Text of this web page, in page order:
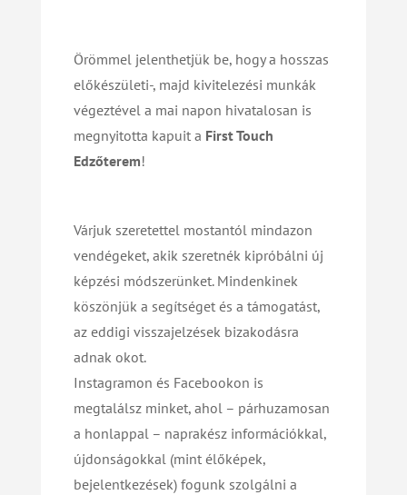
Örömmel jelenthetjük be, hogy a hosszas
előkészületi-, majd kivitelezési munkák
végeztével a mai napon hivatalosan is
megnyitotta kapuit a First Touch
Edzőterem!
Várjuk szeretettel mostantól mindazon
vendégeket, akik szeretnék kipróbálni új
képzési módszerünket. Mindenkinek
köszönjük a segítséget és a támogatást,
az eddigi visszajelzések bizakodásra
adnak okot.
Instagramon és Facebookon is
megtalálsz minket, ahol – párhuzamosan
a honlappal – naprakész információkkal,
újdonságokkal (mint élőképek,
bejelentkezések) fogunk szolgálni a